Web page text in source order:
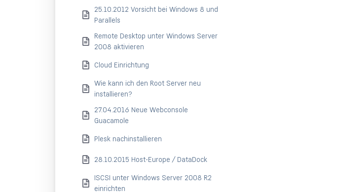
25.10.2012 Vorsicht bei Windows 8 und
Parallels
Remote Desktop unter Windows Server
2008 aktivieren
Cloud Einrichtung
Wie kann ich den Root Server neu
installieren?
27.04.2016 Neue Webconsole
Guacamole
Plesk nachinstallieren
28.10.2015 Host-Europe / DataDock
ISCSI unter Windows Server 2008 R2
einrichten